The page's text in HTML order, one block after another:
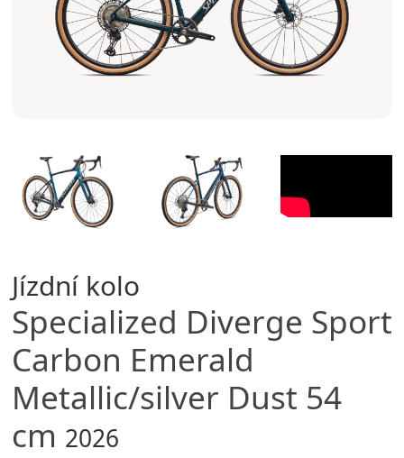
Jízdní kolo
Specialized Diverge Sport
Carbon Emerald
Metallic/silver Dust 54
cm 2026